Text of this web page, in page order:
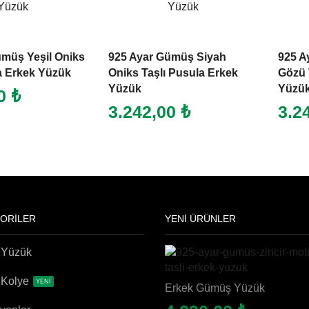
Yeşil Oniks
Erkek Yüzük
₺
925 Ayar Gümüş Siyah
Oniks Taşlı Pusula Erkek
Yüzük
3.242,00 ₺
925
Gözü
YENİ
YENİ ÜRÜNLER
Erkek Gümüş Yüzük